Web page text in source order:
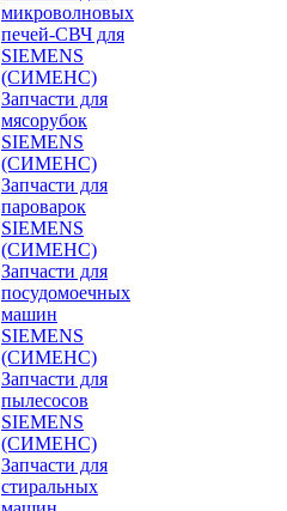
микроволновых
печей-СВЧ для
SIEMENS
(СИМЕНС)
Запчасти для
мясорубок
SIEMENS
(СИМЕНС)
Запчасти для
пароварок
SIEMENS
(СИМЕНС)
Запчасти для
посудомоечных
машин
SIEMENS
(СИМЕНС)
Запчасти для
пылесосов
SIEMENS
(СИМЕНС)
Запчасти для
стиральных